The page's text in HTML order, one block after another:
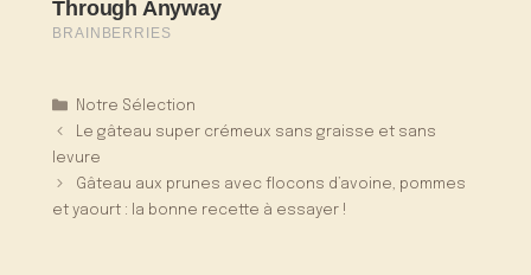
Catégories
Notre Sélection
Le gâteau super crémeux sans graisse et sans
levure
Gâteau aux prunes avec flocons d’avoine, pommes
et yaourt : la bonne recette à essayer !